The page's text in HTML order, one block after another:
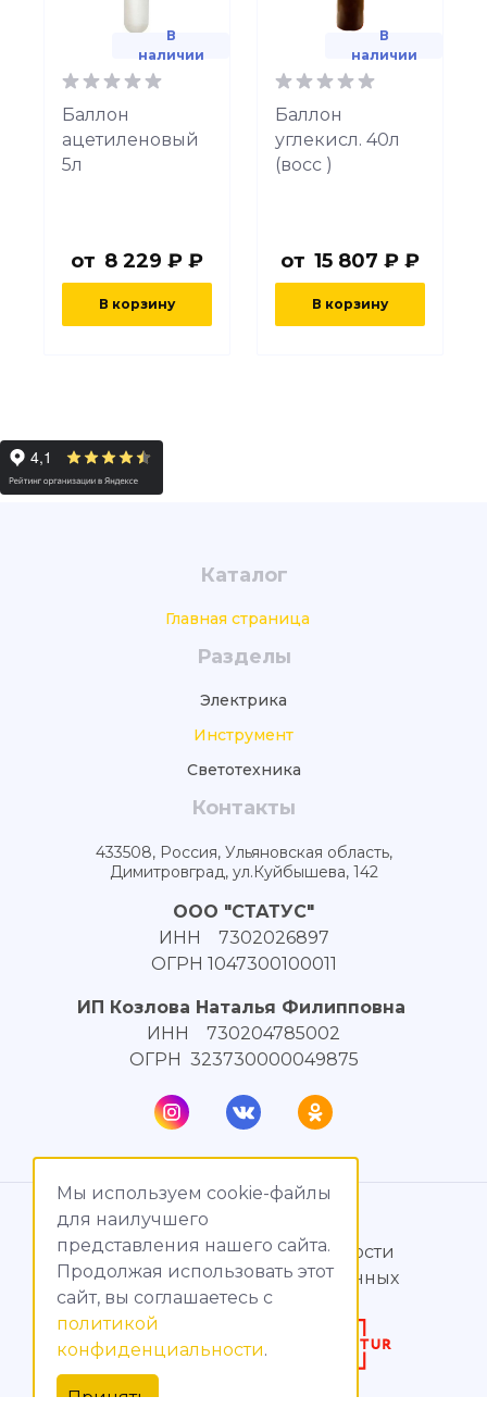
Мы используем cookie-файлы
для наилучшего
представления нашего сайта.
Продолжая использовать этот
сайт, вы соглашаетесь c
политикой
конфиденциальности.
Принять
В
наличии
Баллон
ацетиленовый
5л
от 8 229 ₽ ₽
В корзину
В
наличии
Баллон
углекисл. 40л
(восс )
от 15 807 ₽ ₽
В корзину
Каталог
Главная страница
Разделы
Электрика
Инструмент
Светотехника
Контакты
433508, Россия, Ульяновская область,
Димитровград, ул.Куйбышева, 142
ООО "СТАТУС"
ИНН 7302026897
ОГРН 1047300100011
ИП Козлова Наталья Филипповна
ИНН 730204785002
ОГРН 323730000049875
© МагияТока, 2015 – 2026
Политика конфиденциальности
Обработка персональных данных
Создание сайтов
Продвижение сайтов